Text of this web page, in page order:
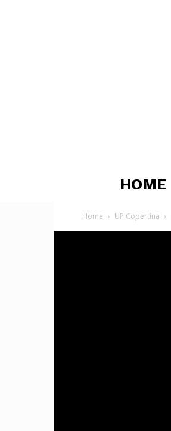
HOME
Home UP Copertina